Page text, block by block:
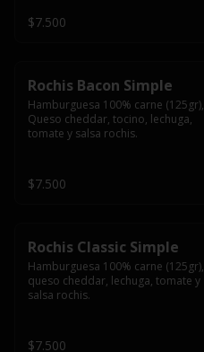
$7.500
Rochis Bacon Simple
Hamburguesa 100% carne (125gr),
Queso cheddar, tocino, lechuga,
tomate y salsa rochis.
$7.500
Rochis Classic Simple
Hamburguesa 100% carne (125gr),
queso cheddar, lechuga, tomate y
salsa rochis.
$7.500